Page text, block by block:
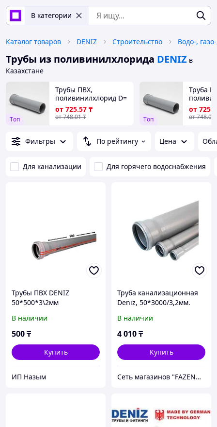
В категории
Каталог товаров DENIZ Строительство Водо-,
Трубы из поливинилхлорида DENIZ в
Казахстане
Tоп
Трубы ПВХ,
поливинилхлорид D=
16-500 мм, s_стенки=
1-19,1 мм, L= 0,25-156
от 725.57 ₸
от748.01₸ Tоп
Труба
серая,
Стенка:
от 725
от748.01
Фильтры По рейтингу Цена
Для канализации Для горячего водоснабжения
Трубы ПВХ DENIZ
50*500*3\2мм
В наличии
500₸
Купить
ИП Назым
Труба канализационная
Deniz, 50*3000/3,2мм.
В наличии
4 010₸
Купить
Сеть магазинов "FAZENDA" ТОО Инкомстрой